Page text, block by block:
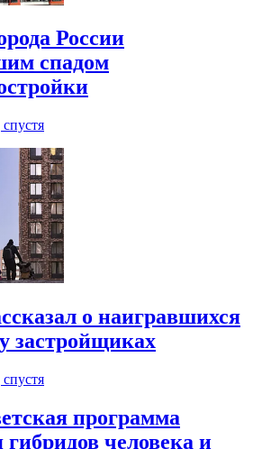
России
спадом
спустя
о наигравшихся
застройщиках
спустя
программа
гибридов человека и